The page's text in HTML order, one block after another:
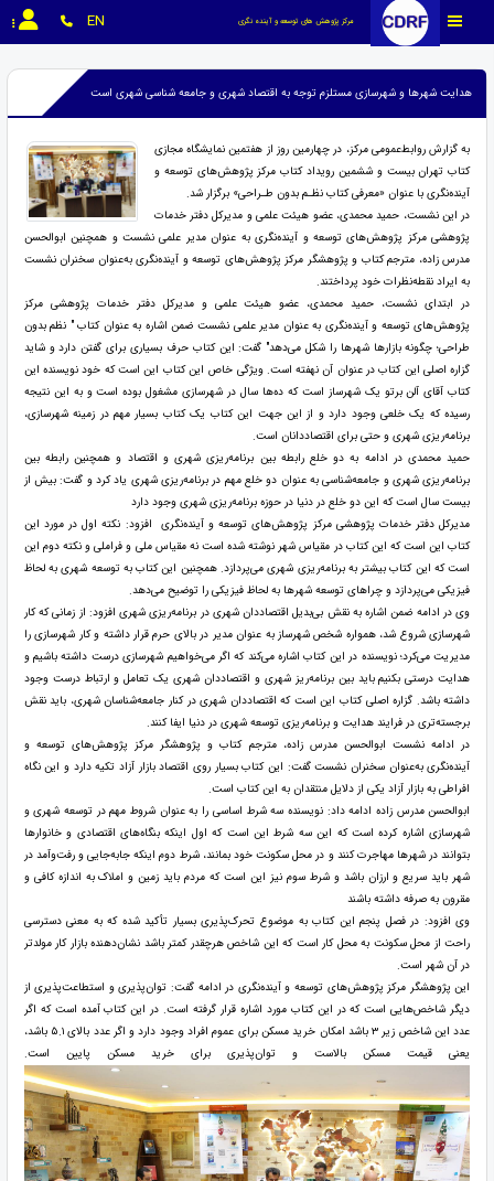
مرکز پژوهش های توسعه و آینده نگری EN
هدایت شهرها و شهرسازی مستلزم توجه به اقتصاد شهری و جامعه شناسی شهری است
به گزارش روابط‌عمومی مرکز، در چهارمین روز از هفتمین نمایشگاه مجازی
کتاب تهران بیست و ششمین رویداد کتاب مرکز پژوهش‌های توسعه و
آینده‌نگری با عنوان «معرفی کتاب نظـم بدون طـراحی» برگزار شد.
در این نشست، حمید محمدی، عضو هیئت علمی و مدیرکل دفتر خدمات
پژوهشی مرکز پژوهش‌های توسعه و آینده‌نگری به عنوان مدیر علمی نشست و همچنین ابوالحسن
مدرس زاده، مترجم کتاب و پژوهشگر مرکز پژوهش‌های توسعه و آینده‌نگری به‌عنوان سخنران نشست
به ایراد نقطه‌نظرات خود پرداختند.
در ابتدای نشست، حمید محمدی، عضو هیئت علمی و مدیرکل دفتر خدمات پژوهشی مرکز
پژوهش‌های توسعه و آینده‌نگری به عنوان مدیر علمی نشست ضمن اشاره به عنوان کتاب " نظم بدون
طراحی؛ چگونه بازارها شهرها را شکل می‌دهد" گفت: این کتاب حرف بسیاری برای گفتن دارد و شاید
گزاره اصلی این کتاب در عنوان آن نهفته است. ویژگی خاص این کتاب این است که خود نویسنده این
کتاب آقای آلن برتو یک شهرساز است که ده‌ها سال در شهرسازی مشغول بوده است و به این نتیجه
رسیده که یک خلعی وجود دارد و از این جهت این کتاب یک کتاب بسیار مهم در زمینه شهرسازی،
برنامه‌ریزی شهری و حتی برای اقتصاددانان است.
حمید محمدی در ادامه به دو خلع رابطه بین برنامه‌ریزی شهری و اقتصاد و همچنین رابطه بین
برنامه‌ریزی شهری و جامعه‌شناسی به عنوان دو خلع مهم در برنامه‌ریزی شهری یاد کرد و گفت: بیش از
بیست سال است که این دو خلع در دنیا در حوزه برنامه‌ریزی شهری وجود دارد
مدیرکل دفتر خدمات پژوهشی مرکز پژوهش‌های توسعه و آینده‌نگری افزود: نکته اول در مورد این
کتاب این است که این کتاب در مقیاس شهر نوشته شده است نه مقیاس ملی و فراملی و نکته دوم این
است که این کتاب بیشتر به برنامه‌ریزی شهری می‌پردازد. همچنین این کتاب به توسعه شهری به لحاظ
فیزیکی می‌پردازد و چراهای توسعه شهرها به لحاظ فیزیکی را توضیح می‌دهد.
وی در ادامه ضمن اشاره به نقش بی‌بدیل اقتصاددان شهری در برنامه‌ریزی شهری افزود: از زمانی که کار
شهرسازی شروع شد، همواره شخص شهرساز به عنوان مدیر در بالای حرم قرار داشته و کار شهرسازی را
مدیریت می‌کرد؛ نویسنده در این کتاب اشاره می‌کند که اگر می‌خواهیم شهرسازی درست داشته باشیم و
هدایت درستی بکنیم باید بین برنامه‌ریز شهری و اقتصاددان شهری یک تعامل و ارتباط درست وجود
داشته باشد. گزاره اصلی کتاب این است که اقتصاددان شهری در کنار جامعه‌شناسان شهری، باید نقش
برجسته‌تری در فرایند هدایت و برنامه‌ریزی توسعه شهری در دنیا ایفا کنند.
در ادامه نشست ابوالحسن مدرس زاده، مترجم کتاب و پژوهشگر مرکز پژوهش‌های توسعه و
آینده‌نگری به‌عنوان سخنران نشست گفت: این کتاب بسیار روی اقتصاد بازار آزاد تکیه دارد و این نگاه
افراطی به بازار آزاد یکی از دلایل منتقدان به این کتاب است.
ابوالحسن مدرس زاده ادامه داد: نویسنده سه شرط اساسی را به عنوان شروط مهم در توسعه شهری و
شهرسازی اشاره کرده است که این سه شرط این است که اول اینکه بنگاه‌های اقتصادی و خانوارها
بتوانند در شهرها مهاجرت کنند و در محل سکونت خود بمانند، شرط دوم اینکه جابه‌جایی و رفت‌وآمد در
شهر باید سریع و ارزان باشد و شرط سوم نیز این است که مردم باید زمین و املاک به اندازه کافی و
مقرون به صرفه داشته باشند
وی افزود: در فصل پنجم این کتاب به موضوع تحرک‌پذیری بسیار تأکید شده که به معنی دسترسی
راحت از محل سکونت به محل کار است که این شاخص هرچقدر کمتر باشد نشان‌دهنده بازار کار مولدتر
در آن شهر است.
این پژوهشگر مرکز پژوهش‌های توسعه و آینده‌نگری در ادامه گفت: توان‌پذیری و استطاعت‌پذیری از
دیگر شاخص‌هایی است که در این کتاب مورد اشاره قرار گرفته است. در این کتاب آمده است که اگر
عدد این شاخص زیر ۳ باشد امکان خرید مسکن برای عموم افراد وجود دارد و اگر عدد بالای ۵.۱ باشد،
یعنی قیمت مسکن بالاست و توان‌پذیری برای خرید مسکن پایین است.